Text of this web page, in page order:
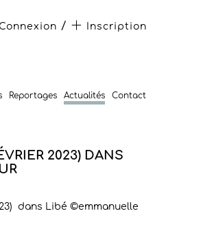
/ Inscription
Reportages Actualités Contact
2023) DANS
dans Libé ©emmanuelle